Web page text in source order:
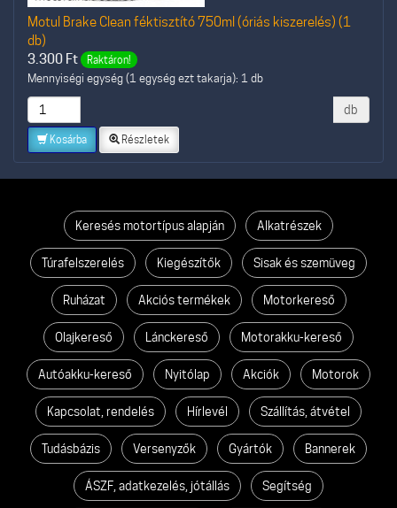
Motul Brake Clean féktisztító 750ml (óriás kiszerelés) (1
db)
3.300 Ft Raktáron!
Mennyiségi egység (1 egység ezt takarja): 1 db
db
Kosárba Részletek
Keresés motortípus alapján Alkatrészek
Túrafelszerelés Kiegészítők Sisak és szemüveg
Ruházat Akciós termékek Motorkereső
Olajkereső Lánckereső Motorakku-kereső
Autóakku-kereső Nyitólap Akciók Motorok
Kapcsolat, rendelés Hírlevél Szállítás, átvétel
Tudásbázis Versenyzők Gyártók Bannerek
ÁSZF, adatkezelés, jótállás Segítség